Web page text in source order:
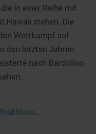
in einer Reihe mit
Hawaii stehen. Die
Wettkampf auf
den letzten Jahren
nach Bardolino,
.